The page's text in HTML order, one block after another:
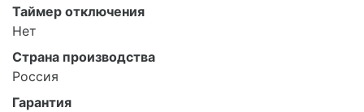
Таймер отключения
Нет
Страна производства
Россия
Гарантия